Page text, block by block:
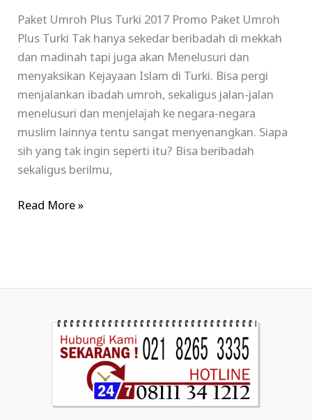
Paket Umroh Plus Turki 2017 Promo Paket Umroh
Plus Turki Tak hanya sekedar beribadah di mekkah
dan madinah tapi juga akan Menelusuri dan
menyaksikan Kejayaan Islam di Turki. Bisa pergi
menjalankan ibadah umroh, sekaligus jalan-jalan
menelusuri dan menjelajah ke negara-negara
muslim lainnya tentu sangat menyenangkan. Siapa
sih yang tak ingin seperti itu? Bisa beribadah
sekaligus berilmu,
Read More »